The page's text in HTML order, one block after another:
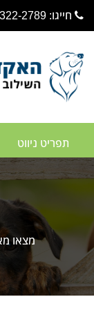
חייגו: 072-322-2789
מצאו